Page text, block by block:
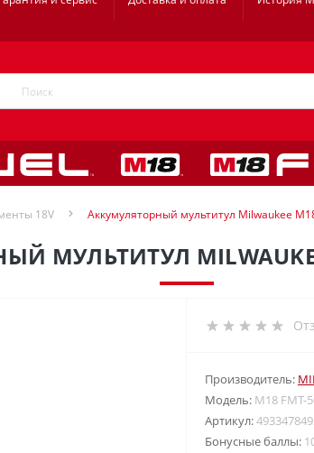
18V Аккумуляторный мультитул Milwaukee
МУЛЬТИТУЛ MILWAUKEE
Производитель:
Модель: M18 FMT-
Артикул:
Бонусные баллы: